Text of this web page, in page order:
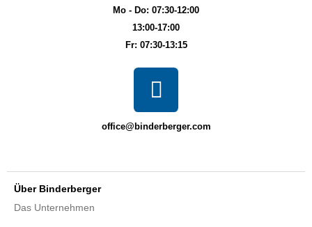
Mo - Do: 07:30-12:00
13:00-17:00
Fr: 07:30-13:15
office@binderberger.com
Über Binderberger
Das Unternehmen